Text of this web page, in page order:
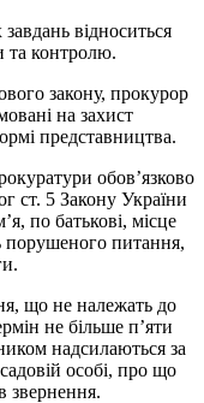
відноситься
та контролю.
закону, прокурор
на захист
представництва.
обов’язково
ст. 5 Закону України
по батькові, місце
порушеного питання,
що не належать до
не більше п’яти
надсилаються за
особі, про що
звернення.